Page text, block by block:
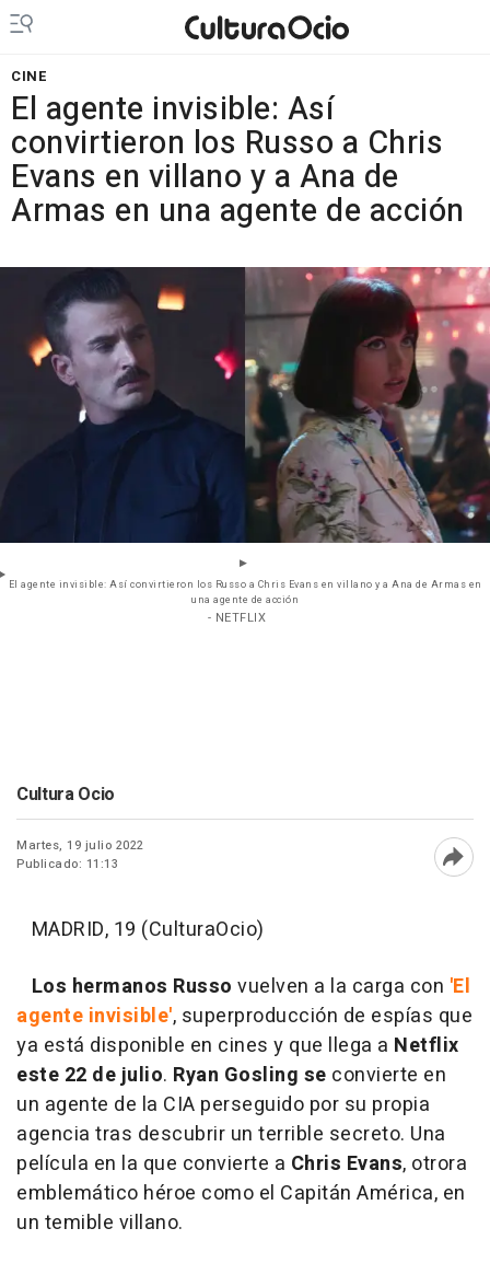
CINE
El agente invisible: Así
convirtieron los Russo a Chris
Evans en villano y a Ana de
Armas en una agente de acción
El agente invisible: Así convirtieron los Russo a Chris Evans en villano y a Ana de Armas en
una agente de acción
- NETFLIX
Cultura Ocio
Martes, 19 julio 2022
Publicado: 11:13
MADRID, 19 (CulturaOcio)
Los hermanos Russo vuelven a la carga con 'El
agente invisible', superproducción de espías que
ya está disponible en cines y que llega a Netflix
este 22 de julio. Ryan Gosling se convierte en
un agente de la CIA perseguido por su propia
agencia tras descubrir un terrible secreto. Una
película en la que convierte a Chris Evans, otrora
emblemático héroe como el Capitán América, en
un temible villano.